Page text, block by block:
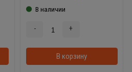
В корзинке
В наличии
- +
В корзину